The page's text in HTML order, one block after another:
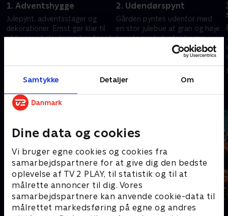
Samtykke Detaljer Om
Dine data og cookies
Vi bruger egne cookies og cookies fra
samarbejdspartnere for at give dig den bedste
oplevelse af TV 2 PLAY, til statistik og til at
målrette annoncer til dig. Vores
samarbejdspartnere kan anvende cookie-data til
målrettet markedsføring på egne og andres
1. Adventshygge
Julepynt, adventsstager og
dekorationer. Ernst gør klar til
at hygge i hele december for at
2. Udendørspynt
Gården pyntes udenfor med
en stor julebue af gran og høje
lysestager. Indenfor bager
Ernst safrankage og laver
krydrede julefrikadeller.
Andre så også
Sommer med Ernst Jul i Tivoli